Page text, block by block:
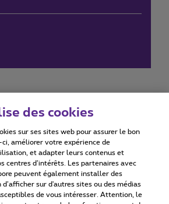
Accessibility statement
2026
des cookies
sur ses sites web pour assurer le bon
améliorer votre expérience de
et adapter leurs contenus et
centres d’intérêts. Les partenaires avec
peuvent également installer des
d’afficher sur d'autres sites ou des médias
de vous intéresser. Attention, le